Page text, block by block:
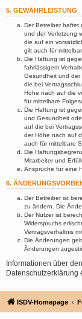
5. GEWÄHRLEISTUNG
Der Betreiber haftet
und der Verletzung
die auf ein
gilt auch für
Die Haftung ist
fahrlässigem
Gesundheit und der
die bei
Höhe nach auf die
für mittelbare
Die Haftung ist
und Gesundheit
auf die bei
der Höhe nach auf
auch für mittelbare
Die
Mitarbeiter und
Ansprüche für eine
6.
Der Betreiber ist
zu ändern. Die
Der Nutzer ist
Widerspruchs
Vertragsverhältnis
Die Änderungen
Änderungen
Informationen über
Datenschutzerklärung
ISDV-Homepage